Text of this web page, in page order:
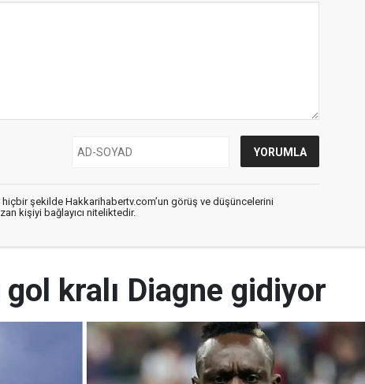
hiçbir şekilde Hakkarihabertv.com’un görüş ve düşüncelerini
kişiyi bağlayıcı niteliktedir.
kralı Diagne gidiyor